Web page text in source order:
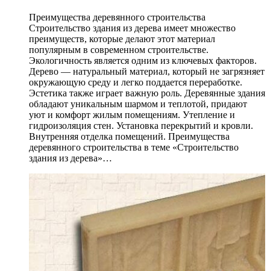
Преимущества деревянного строительства
Строительство здания из дерева имеет множество
преимуществ, которые делают этот материал
популярным в современном строительстве.
Экологичность является одним из ключевых факторов.
Дерево — натуральный материал, который не загрязняет
окружающую среду и легко поддается переработке.
Эстетика также играет важную роль. Деревянные здания
обладают уникальным шармом и теплотой, придают
уют и комфорт жилым помещениям. Утепление и
гидроизоляция стен. Установка перекрытий и кровли.
Внутренняя отделка помещений. Преимущества
деревянного строительства в теме «Строительство
здания из дерева»…